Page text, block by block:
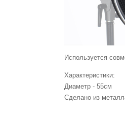
Используется
Характеристики:
Диаметр - 55см
Сделано из